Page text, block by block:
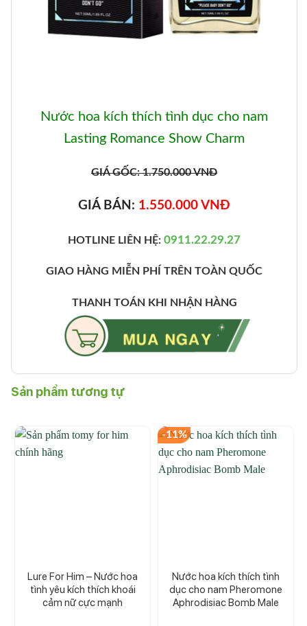
Nước hoa kích thích tình dục cho nam
Lasting Romance Show Charm
GIÁ GỐC: 1.750.000 VNĐ
GIÁ BÁN: 1.550.000 VNĐ
HOTLINE LIÊN HỆ: 0911.22.29.27
GIAO HÀNG MIỄN PHÍ TRÊN TOÀN QUỐC
THANH TOÁN KHI NHẬN HÀNG
Sản phẩm tương tự
Lure For Him – Nước hoa
tình yêu kích thích khoái
cảm nữ cực mạnh
-11%
Nước hoa kích thích tình
dục cho nam Pheromone
Aphrodisiac Bomb Male